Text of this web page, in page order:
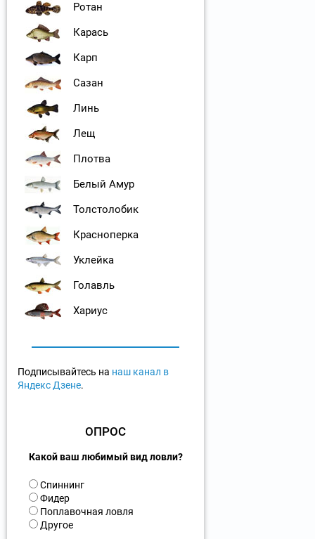
Ротан
Карась
Карп
Сазан
Линь
Лещ
Плотва
Белый Амур
Толстолобик
Красноперка
Уклейка
Голавль
Хариус
Подписывайтесь на наш канал в
Яндекс Дзене.
ОПРОС
Какой ваш любимый вид ловли?
В
а
р
и
Спиннинг
Фидер
Поплавочная ловля
Другое